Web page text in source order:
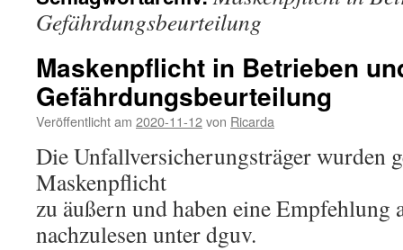
Gefährdungsbeurteilung
Maskenpflicht in Betrieben
Gefährdungsbeurteilung
Veröffentlicht am 2020-11-12von Ricarda
Die Unfallversicherungsträger wurden
Maskenpflicht
zu äußern und haben eine Empfehlung
nachzulesen unter dguv.